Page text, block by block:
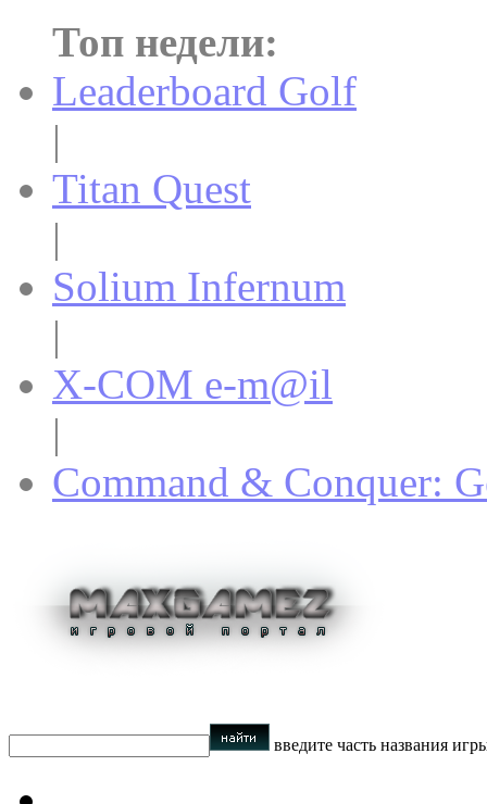
Топ недели:
Leaderboard Golf
|
Titan Quest
|
Solium Infernum
|
X-COM e-m@il
|
Command & Conquer:
введите часть названия